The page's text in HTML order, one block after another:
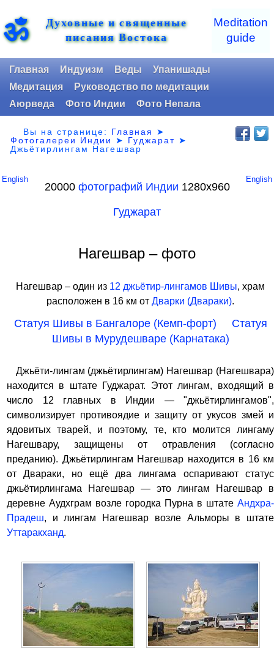
ॐ
Духовные и священные
писания Востока
Meditation
guide
Главная Индуизм Веды
Упанишады
Медитация
Руководство по медитации
Аюрведа
Фото Индии Фото Непала
Вы на странице: Главная
➤
Фотогалереи Индии
➤ Гуджарат ➤
Джьётирлингам Нагешвар
English English
20000 фотографий Индии 1280х960
Гуджарат
Нагешвар – фото
Нагешвар – один из 12 джьётир-лингамов Шивы, храм
расположен в 16 км от Дварки (Двараки).
Статуя Шивы в Бангалоре (Кемп-форт)
Статуя
Шивы в Мурудешваре (Карнатака)
Джьёти-лингам (джьётирлингам) Нагешвар (Нагешвара)
находится в штате Гуджарат. Этот лингам, входящий в
число 12 главных в Индии — "джьётирлингамов",
символизирует противоядие и защиту от укусов змей и
ядовитых тварей, и поэтому, те, кто молится лингаму
Нагешвару, защищены от отравления (согласно
преданию). Джьётирлингам Нагешвар находится в 16 км
от Двараки, но ещё два лингама оспаривают статус
джьётирлингама Нагешвар — это лингам Нагешвар в
деревне Аудхграм возле городка Пурна в штате Андхра-
Прадеш, и лингам Нагешвар возле Альморы в штате
Уттаракханд.